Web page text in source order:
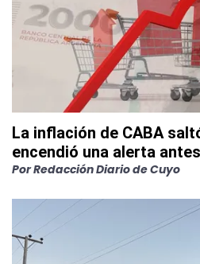
La inflación de CABA
encendió una alerta
PorRedacción Diario de Cuyo